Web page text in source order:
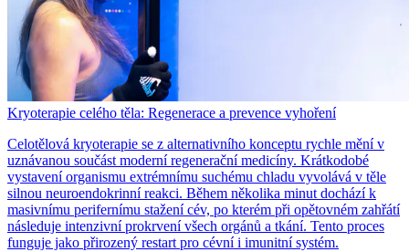
Kryoterapie celého těla: Regenerace a prevence vyhoření
Celotělová kryoterapie se z alternativního konceptu rychle mění v
uznávanou součást moderní regenerační medicíny. Krátkodobé
vystavení organismu extrémnímu suchému chladu vyvolává v těle
silnou neuroendokrinní reakci. Během několika minut dochází k
masivnímu perifernímu stažení cév, po kterém při opětovném zahřátí
následuje intenzivní prokrvení všech orgánů a tkání. Tento proces
funguje jako přirozený restart pro cévní i imunitní systém.